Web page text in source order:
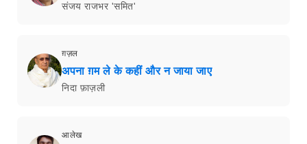
संजय राजभर 'समित'
ग़ज़ल
अपना ग़म ले के कहीं और न जाया जाए
निदा फ़ाज़ली
आलेख